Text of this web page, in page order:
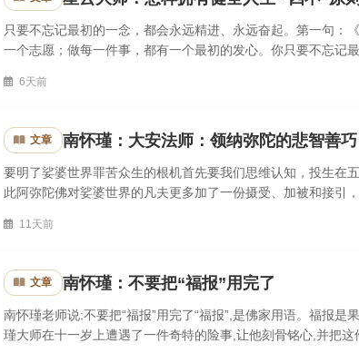
只要不忘记最初的一念，都会永远精进、永远奋起。第一句：
一个志愿；做每一件事，都有一个最初的发心。你只要不忘记
6天前
文章 南怀瑾：大安法师：领纳弥陀的悲智善巧
要明了娑婆世界罪苦众生的根机首先要我们思维认知，投生在
此阿弥陀佛对娑婆世界的凡夫更多加了一份摄受、加被和接引
11天前
文章 南怀瑾：不要把“福报”用完了
南怀瑾老师说:不要把“福报”用完了“福报”,是佛家用语。福报
瑾大师在十一岁上遭遇了一件奇特的险事,让他刻骨铭心,并把这